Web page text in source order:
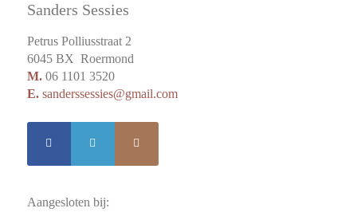
Sanders Sessies
Petrus Polliusstraat 2
6045 BX Roermond
M.06 1101 3520
E. sanderssessies@gmail.com
Aangesloten bij: